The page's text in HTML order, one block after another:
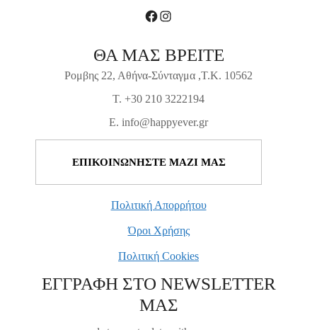
ΘΑ ΜΑΣ ΒΡΕΙΤΕ
Ρομβης 22, Αθήνα-Σύνταγμα ,Τ.Κ. 10562
T. +30 210 3222194
E. info@happyever.gr
ΕΠΙΚΟΙΝΩΝΗΣΤΕ ΜΑΖΙ ΜΑΣ
Πολιτική Απορρήτου
Όροι Χρήσης
Πολιτική Cookies
Facebook
Instagram
ΕΓΓΡΑΦΗ ΣΤΟ NEWSLETTER
ΜΑΣ